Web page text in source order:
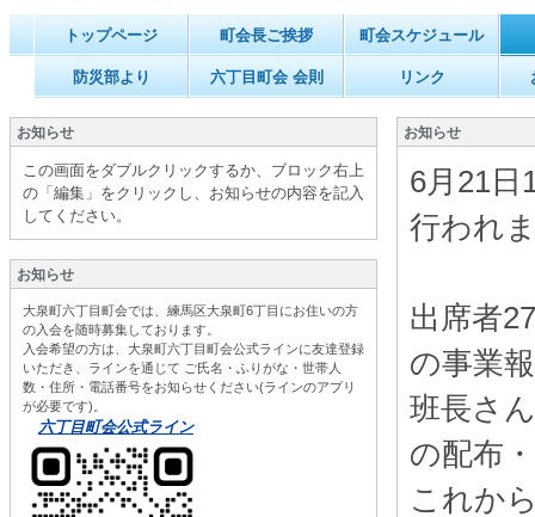
トップページ 町会長ご挨拶 町会スケジュール
防災部より 六丁目町会 会則 リンク
お知らせ
この画面をダブルクリックするか、ブロック右上
の「編集」をクリックし、お知らせの内容を記入
してください。
お知らせ
大泉町六丁目町会では、練馬区大泉町6丁目にお住いの方
の入会を随時募集しております。
入会希望の方は、大泉町六丁目町会公式ラインに友達登録
いただき、ラインを通じて ご氏名・ふりがな・世帯人
数・住所・電話番号をお知らせください(ラインのアプリ
が必要です)。
六丁目町会公式ライン
お知らせ
6月21日
行われ
出席者
の事業
班長さ
の配布
これか